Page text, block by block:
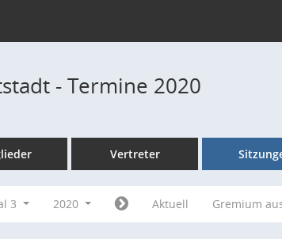
- Termine 2020
Vertreter
3 2020 Aktuell Gremium